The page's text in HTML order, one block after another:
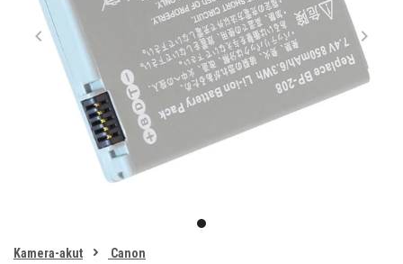
item
of
Kamera-akut Canon